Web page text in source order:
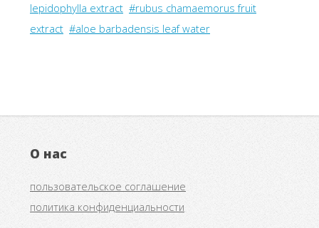
lepidophylla extract #rubus chamaemorus fruit
extract #aloe barbadensis leaf water
О нас
пользовательское соглашение
политика конфиденциальности